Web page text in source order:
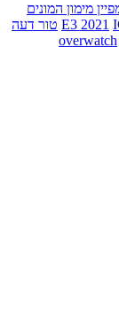
מימון המונים
E3 2021 טור דעה
overwatch